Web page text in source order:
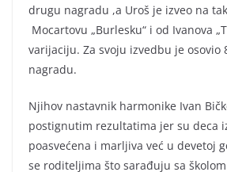
drugu nagradu ,a Uroš je izveo na
Mocartovu „Burlesku“ i od Ivanova
varijaciju. Za svoju izvedbu je osovio
nagradu.
Njihov nastavnik harmonike Ivan
postignutim rezultatima jer su deca
poasvećena i marljiva već u devetoj
se roditeljima što sarađuju sa